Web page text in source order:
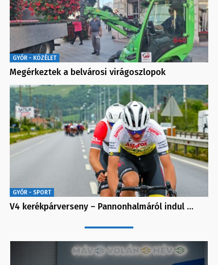
GYŐR - KÖZÉLET
Megérkeztek a belvárosi virágoszlopok
GYŐR - SPORT
V4 kerékpárverseny – Pannonhalmáról indul …